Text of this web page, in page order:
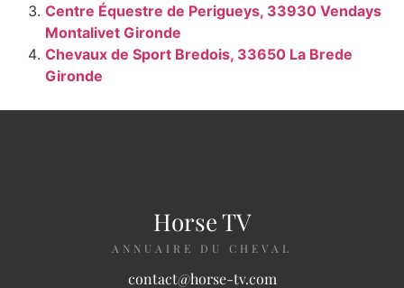
Centre Équestre de Perigueys, 33930 Vendays
Montalivet Gironde
Chevaux de Sport Bredois, 33650 La Brede
Gironde
Horse TV
ANNUAIRE DU CHEVAL
contact@horse-tv.com